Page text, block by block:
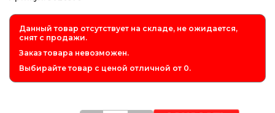
Данный товар отсутствует на складе, не ожидается,
снят с продажи.
Заказ товара невозможен.
Выбирайте товар с ценой отличной от 0.